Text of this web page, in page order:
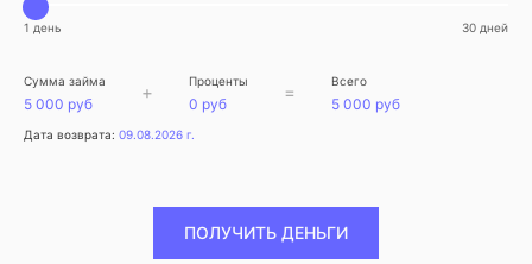
1 день 30 дней
Сумма займа
5 000 руб
+ Проценты
0 руб
= Всего
5 000 руб
Дата возврата: 09.08.2026 г.
ПОЛУЧИТЬ ДЕНЬГИ